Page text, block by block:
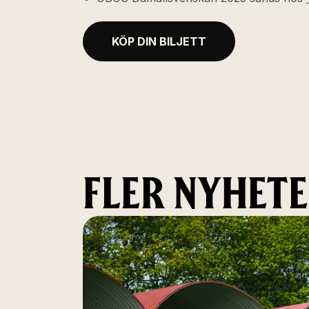
KÖP DIN BILJETT
FLER